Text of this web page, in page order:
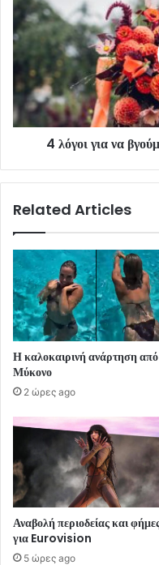
4 λόγοι για να
Related Articles
Η καλοκαιρινή ανάρτηση
Μύκονο
2 ώρες ago
Αναβολή περιοδείας και
για Eurovision
5 ώρες ago